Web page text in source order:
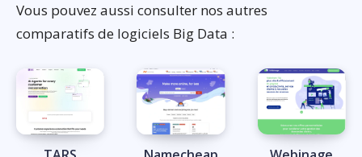
Vous pouvez aussi consulter nos autres
comparatifs de logiciels Big Data :